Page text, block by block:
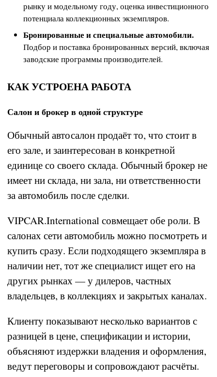
рынку и модельному году, оценка инвестиционного
потенциала коллекционных экземпляров.
Бронированные и специальные автомобили.
Подбор и поставка бронированных версий, включая
заводские программы производителей.
КАК УСТРОЕНА РАБОТА
Салон и брокер в одной структуре
Обычный автосалон продаёт то, что стоит в
его зале, и заинтересован в конкретной
единице со своего склада. Обычный брокер не
имеет ни склада, ни зала, ни ответственности
за автомобиль после сделки.
VIPCAR.International совмещает обе роли. В
салонах сети автомобиль можно посмотреть и
купить сразу. Если подходящего экземпляра в
наличии нет, тот же специалист ищет его на
других рынках — у дилеров, частных
владельцев, в коллекциях и закрытых каналах.
Клиенту показывают несколько вариантов с
разницей в цене, спецификации и истории,
объясняют издержки владения и оформления,
ведут переговоры и сопровождают расчёты.